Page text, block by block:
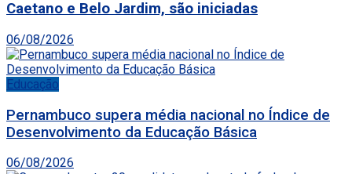
Caetano e Belo Jardim, são iniciadas
06/08/2026
Educação
Pernambuco supera média nacional no Índice de
Desenvolvimento da Educação Básica
06/08/2026